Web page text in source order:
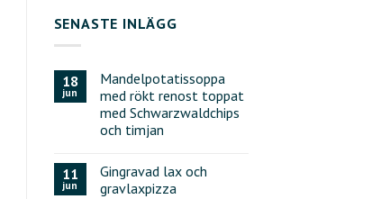
SENASTE INLÄGG
18
jun
Mandelpotatissoppa
med rökt renost toppat
med Schwarzwaldchips
och timjan
11
jun
Gingravad lax och
gravlaxpizza